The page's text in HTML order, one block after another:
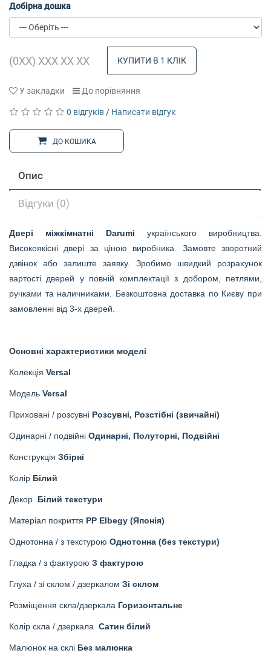
Добірна дошка
КУПИТИ В 1 КЛІК
У закладки До порівняння
0 відгуків / Написати відгук
ДО КОШИКА
Опис
Відгуки (0)
Двері міжкімнатні Darumi українського виробництва.
Високоякісні двері за ціною виробника. Замовте зворотний
дзвінок або залиште заявку. Зробимо швидкий розрахунок
вартості дверей у повній комплектації з добором, петлями,
ручками та наличниками. Безкоштовна доставка по Києву при
замовленні від 3-х дверей.
Основні характеристики моделі
Колекція Versal
Модель Versal
Приховані / розсувні Розсувні, Розстібні (звичайні)
Одинарні / подвійні Одинарні, Полуторні, Подвійні
Конструкція Збірні
Колір Білий
Декор Білий текстури
Матеріал покриття PP Elbegy (Японія)
Однотонна / з текстурою Однотонна (без текстури)
Гладка / з фактурою З фактурою
Глуха / зі склом / дзеркалом Зі склом
Розміщення скла/дзеркала Горизонтальне
Колір скла / дзеркала Сатин білий
Малюнок на склі Без малюнка